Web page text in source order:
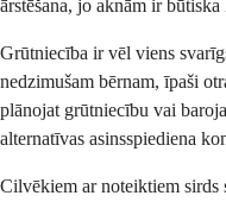
ārstēšana, jo aknām ir
Grūtniecība ir vēl viens
nedzimušam bērnam, īpaši
plānojat grūtniecību vai
alternatīvas asinsspiediena
Cilvēkiem ar noteiktiem sirds